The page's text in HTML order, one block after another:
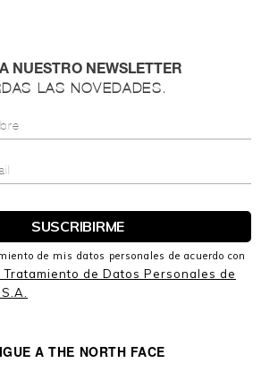
A THE NORTH FACE
NUESTRO NEWSLETTER
LAS NOVEDADES.
de mis datos personales de acuerdo con
de Datos Personales de